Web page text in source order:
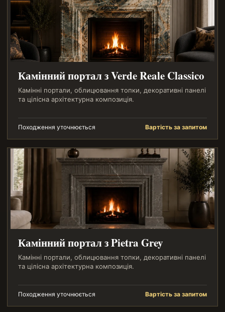
Камінний портал з Verde Reale Classico
Камінні портали, облицювання топки, декоративні панелі
та цілісна архітектурна композиція.
Походження уточнюється Вартість за запитом
Камінний портал з Pietra Grey
Камінні портали, облицювання топки, декоративні панелі
та цілісна архітектурна композиція.
Походження уточнюється Вартість за запитом